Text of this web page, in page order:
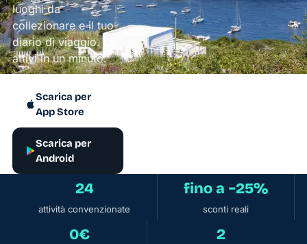
luoghi da
collezionare e il tuo
diario di viaggio. La
attivi in un minuto.
Scarica per
App Store
Scarica per
Android
24
attività convenzionate
fino a −25%
sconti reali
0€ 2